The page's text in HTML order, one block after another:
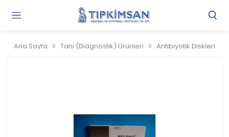
Ana Sayfa Tanı (Diagnostik) Ürünleri Antibiyotik Diskleri